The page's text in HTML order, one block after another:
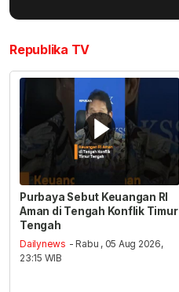
Republika TV
Purbaya Sebut Keuangan RI
Aman di Tengah Konflik Timur
Tengah
Dailynews - Rabu , 05 Aug 2026,
23:15 WIB